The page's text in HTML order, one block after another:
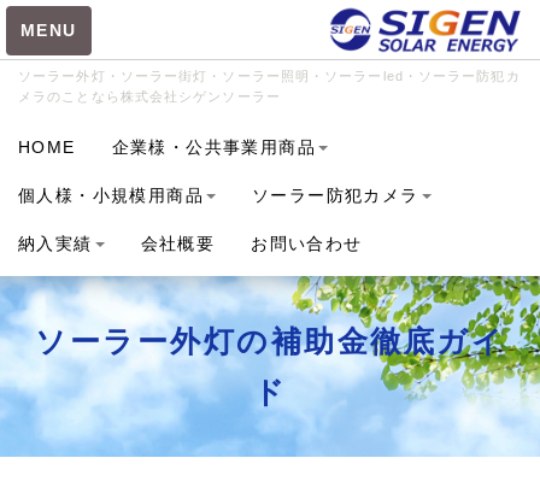
MENU
ソーラー外灯・ソーラー街灯・ソーラー照明・ソーラーled・ソーラー防犯カ
メラのことなら株式会社シゲンソーラー
HOME 企業様・公共事業用商品
個人様・小規模用商品 ソーラー防犯カメラ
納入実績 会社概要 お問い合わせ
ソーラー外灯の補助金徹底ガイ
ド
TEL：042-310-0750
9：00～18：00